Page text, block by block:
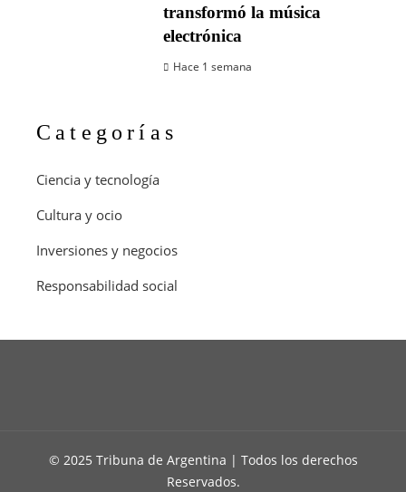
transformó la música
electrónica
Hace 1 semana
Categorías
Ciencia y tecnología
Cultura y ocio
Inversiones y negocios
Responsabilidad social
© 2025 Tribuna de Argentina | Todos los derechos
Reservados.